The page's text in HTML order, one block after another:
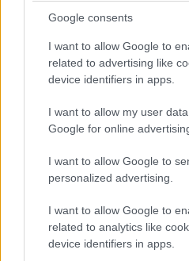
Google consents
I want to allow Google to
related to advertising like
device identifiers in apps.
I want to allow my user
Google for online
I want to allow Google to
personalized advertising.
I want to allow Google to
related to analytics like
device identifiers in apps.
Οι καιρικές συνθήκες των
επιβράδυναν σημαντικά
ισχυροί άνεμοι και η
καταδύσεις εξαιρετικά
δυσκολίες, οι ειδικοί
Τα θύματατης τραγωδίας
Μοντεφάλκονε, η 20χρονη
Σομμακάλ, η 31χρονη
44χρονος Τζιανλούκα